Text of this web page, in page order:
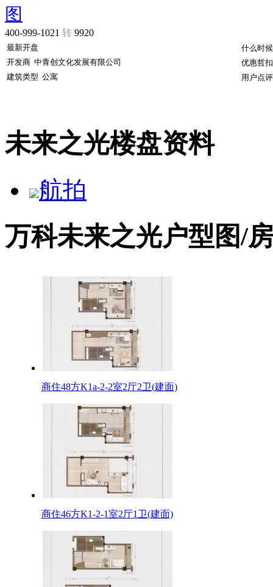
图
400-999-1021 转 9920
最新开盘
什么时
开发商 中青创文化发展有限公司
优惠哲扣
建筑类型 公寓 用户点评
未来之光楼盘资料
航拍
万科未来之光户型图/
商住48方K1a-2-2室2厅2卫(建面)
商住46方K1-2-1室2厅1卫(建面)